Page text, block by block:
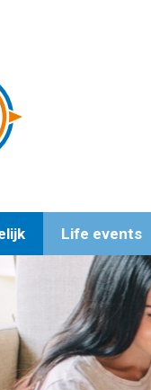
Life events